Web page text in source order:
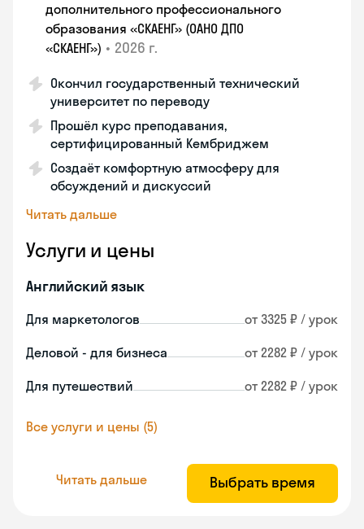
дополнительного профессионального
образования «СКАЕНГ» (ОАНО ДПО
«СКАЕНГ») • 2026 г.
Окончил государственный технический
университет по переводу
Прошёл курс преподавания,
сертифицированный Кембриджем
Создаёт комфортную атмосферу для
обсуждений и дискуссий
Читать дальше
Услуги и цены
Английский язык
Для маркетологов от 3325 ₽ / урок
Деловой - для бизнеса от 2282 ₽ / урок
Для путешествий от 2282 ₽ / урок
Все услуги и цены (5)
Читать дальше Выбрать время